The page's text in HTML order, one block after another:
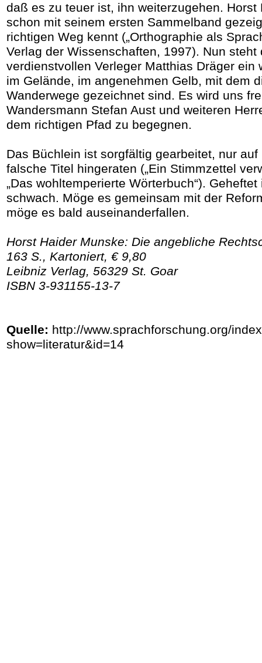
daß es zu teuer ist, ihn weiterzugehen. Horst
schon mit seinem ersten Sammelband
richtigen Weg kennt („Orthographie als
Verlag der Wissenschaften, 1997). Nun steht
verdienstvollen Verleger Matthias Dräger ein
im Gelände, im angenehmen Gelb, mit dem
Wanderwege gezeichnet sind. Es wird uns
Wandersmann Stefan Aust und weiteren
dem richtigen Pfad zu begegnen.
Das Büchlein ist sorgfältig gearbeitet, nur auf
falsche Titel hingeraten („Ein Stimmzettel
„Das wohltemperierte Wörterbuch“).
schwach. Möge es gemeinsam mit der
möge es bald auseinanderfallen.
Horst Haider Munske: Die angebliche
163 S., Kartoniert, € 9,80
Leibniz Verlag, 56329 St. Goar
ISBN 3-931155-13-7
Quelle: http://www.sprachforschung.org/
show=literatur&id=14